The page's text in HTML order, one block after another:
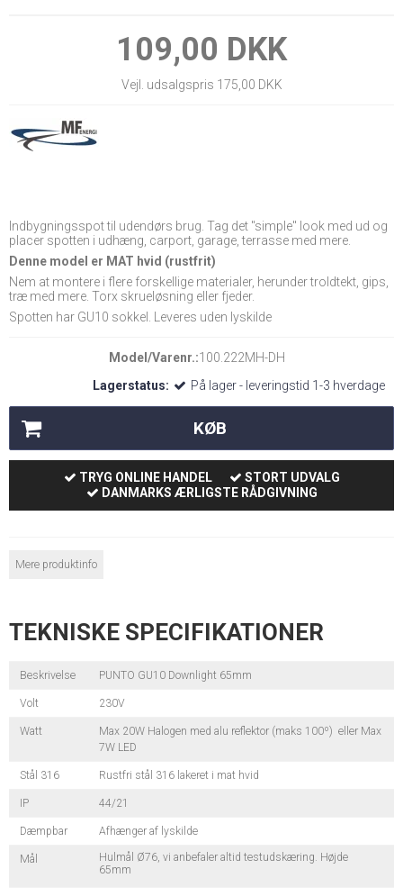
109,00 DKK
Vejl. udsalgspris 175,00 DKK
Indbygningsspot til udendørs brug. Tag det "simple" look med ud og
placer spotten i udhæng, carport, garage, terrasse med mere.
Denne model er MAT hvid (rustfrit)
Nem at montere i flere forskellige materialer, herunder troldtekt, gips,
træ med mere. Torx skrueløsning eller fjeder.
Spotten har GU10 sokkel. Leveres uden lyskilde
Model/Varenr.:100.222MH-DH
Lagerstatus:
På lager - leveringstid 1-3 hverdage
KØB
TRYG ONLINE HANDEL
STORT UDVALG
DANMARKS ÆRLIGSTE RÅDGIVNING
Mere produktinfo
TEKNISKE SPECIFIKATIONER
Beskrivelse PUNTO GU10 Downlight 65mm
Volt 230V
Watt
Max 20W Halogen med alu reflektor (maks 100º) eller Max
7W LED
Stål 316 Rustfri stål 316 lakeret i mat hvid
IP 44/21
Dæmpbar Afhænger af lyskilde
Mål
Hulmål Ø76, vi anbefaler altid testudskæring. Højde
65mm